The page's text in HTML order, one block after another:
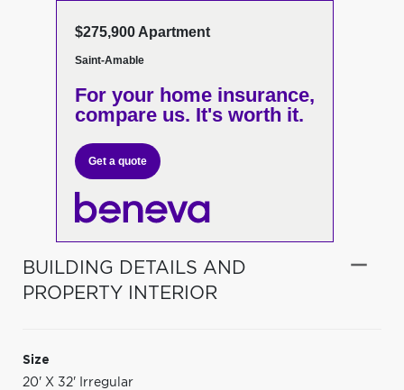
$275,900 Apartment
Saint-Amable
For your home insurance,
compare us. It's worth it.
Get a quote
BUILDING DETAILS AND
PROPERTY INTERIOR
Size
20' X 32' Irregular